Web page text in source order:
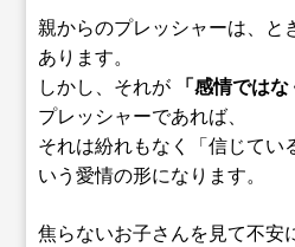
親からのプレッシャーは、と
あります。
しかし、それが 「感情では
プレッシャーであれば、
それは紛れもなく「信じてい
いう愛情の形になります。
焦らないお子さんを見て不安